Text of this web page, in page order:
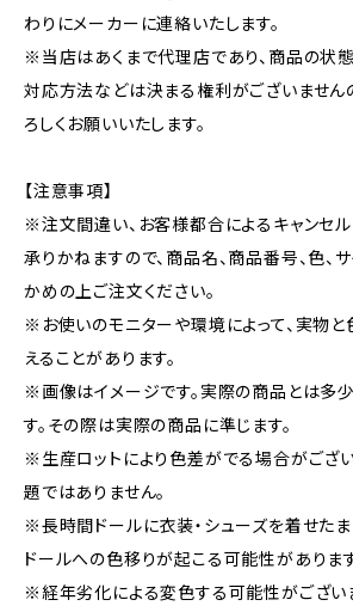
わりにメーカーに連絡いたします。
※当店はあくまで代理店であり、商品の状
対応方法などは決まる権利がございません
ろしくお願いいたします。
【注意事項】
※注文間違い、お客様都合によるキャンセル
承りかねますので、商品名、商品番号、色、
かめの上ご注文ください。
※お使いのモニターや環境によって、実物
えることがあります。
※画像はイメージです。実際の商品とは多
す。その際は実際の商品に準じます。
※生産ロットにより色差がでる場合がござ
題ではありません。
※長時間ドールに衣装・シューズを着せたま
ドールへの色移りが起こる可能性があります
※経年劣化による変色する可能性がござい